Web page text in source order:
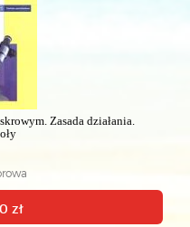
Zasada działania.
zł